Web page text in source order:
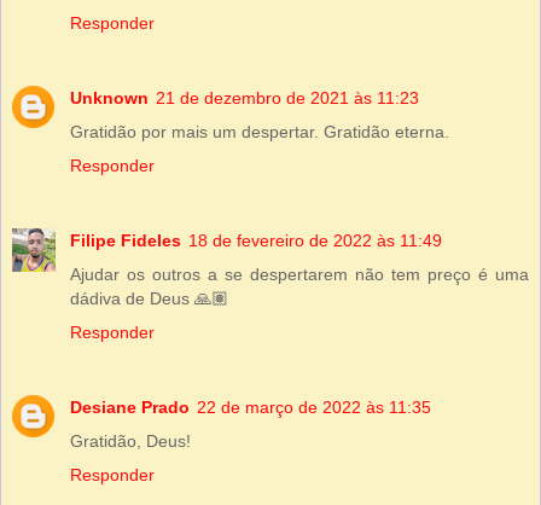
Responder
Unknown 21 de dezembro de 2021 às 11:23
Gratidão por mais um despertar. Gratidão eterna.
Responder
Filipe Fideles 18 de fevereiro de 2022 às 11:49
Ajudar os outros a se despertarem não tem preço é uma
dádiva de Deus 🙏🏽
Responder
Desiane Prado 22 de março de 2022 às 11:35
Gratidão, Deus!
Responder